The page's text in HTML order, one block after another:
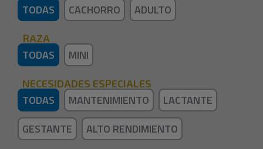
TODAS CACHORRO ADULTO
RAZA
TODAS MINI
NECESIDADES ESPECIALES
TODAS MANTENIMIENTO
LACTANTE
GESTANTE
ALTO RENDIMIENTO